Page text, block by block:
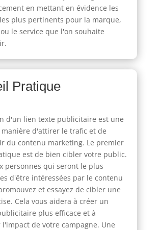
en mettant en évidence les
plus pertinents pour la marque,
le service que l'on souhaite
Pratique
d'un lien texte publicitaire est une
manière d'attirer le trafic et de
du contenu marketing. Le premier
est de bien cibler votre public.
personnes qui seront le plus
d'être intéressées par le contenu
et essayez de cibler une
Cela vous aidera à créer un
plus efficace et à
l'impact de votre campagne. Une